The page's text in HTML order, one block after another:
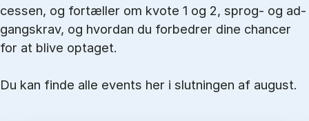
ces­sen, og for­tæl­ler om kvo­te 1 og 2, sprog- og ad­
gangs­krav, og hvordan du forbedrer dine chancer
for at blive optaget.
Du kan finde alle events her i slutningen af august.